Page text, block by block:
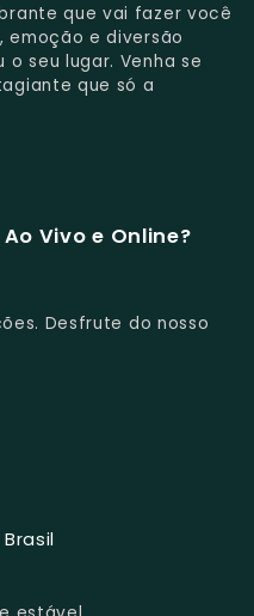
que vai fazer você
emoção e diversão
seu lugar. Venha se
que só a
Vivo e Online?
Desfrute do nosso